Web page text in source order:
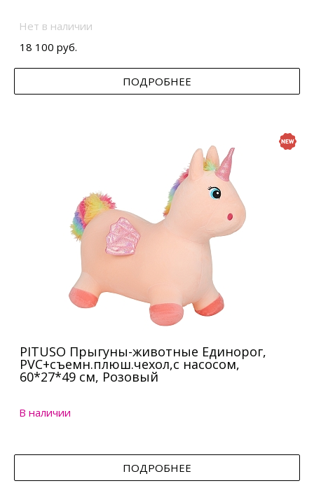
Нет в наличии
18 100 руб.
ПОДРОБНЕЕ
PITUSO Прыгуны-животные Единорог,
PVC+съемн.плюш.чехол,с насосом,
60*27*49 см, Розовый
В наличии
ПОДРОБНЕЕ